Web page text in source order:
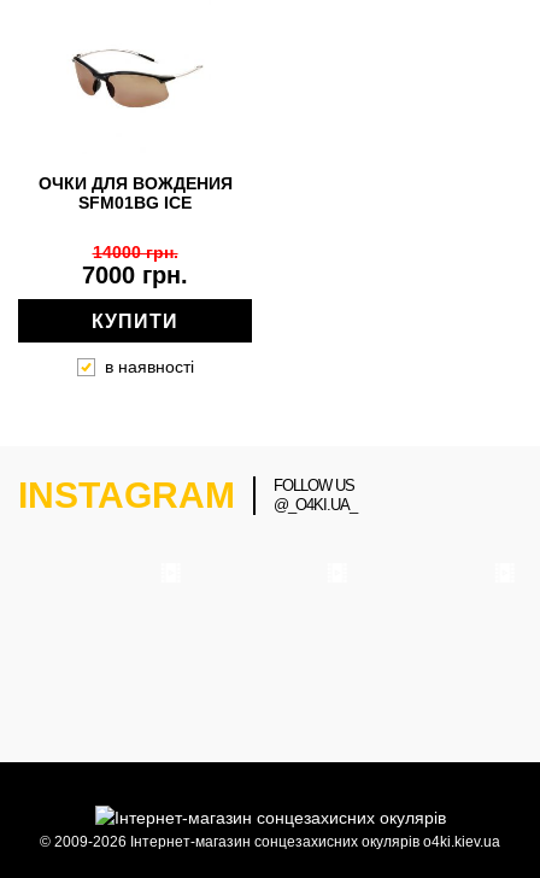
ОЧКИ ДЛЯ ВОЖДЕНИЯ
SFM01BG ICE
7000 грн.
14000 грн.
КУПИТИ
в наявності
INSTAGRAM
FOLLOW US
@_O4KI.UA_
© 2009-2026 Інтернет-магазин сонцезахисних окулярів o4ki.kiev.ua